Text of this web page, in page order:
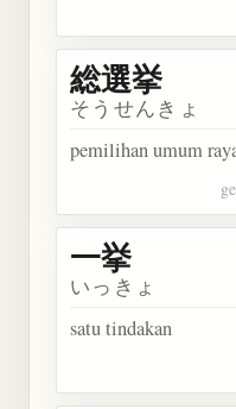
総選挙
そうせんきょ
pemilihan umum
一挙
いっきょ
satu tindakan